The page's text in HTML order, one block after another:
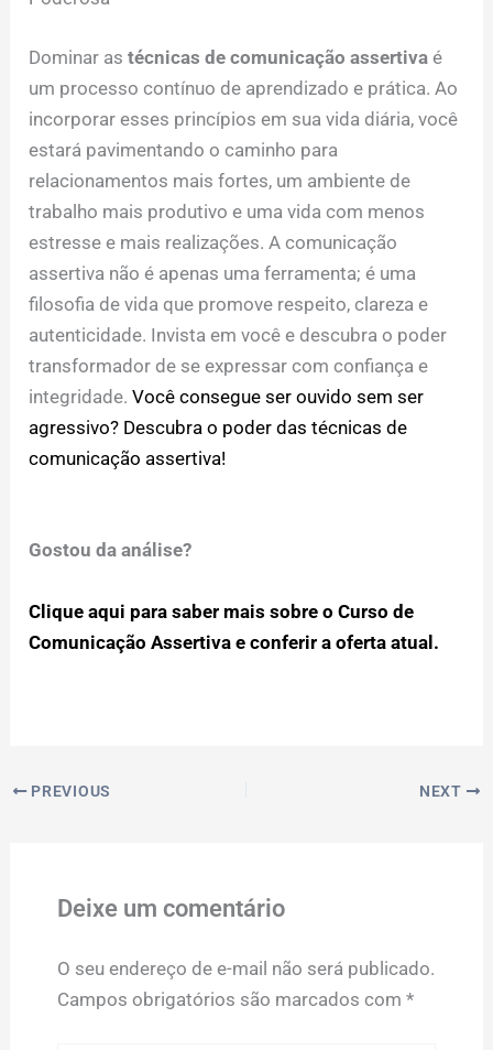
Dominar astécnicas de comunicação assertiva é
um processo contínuo de aprendizado e prática. Ao
incorporar esses princípios em sua vida diária, você
estará pavimentando o caminho para
relacionamentos mais fortes, um ambiente de
trabalho mais produtivo e uma vida com menos
estresse e mais realizações. A comunicação
assertiva não é apenas uma ferramenta; é uma
filosofia de vida que promove respeito, clareza e
autenticidade. Invista em você e descubra o poder
transformador de se expressar com confiança e
integridade.Você consegue ser ouvido sem ser
agressivo? Descubra o poder das técnicas de
comunicação assertiva!
Gostou da análise?
Clique aqui para saber mais sobre o Curso de
Comunicação Assertiva e conferir a oferta atual.
PREVIOUS NEXT
Deixe um comentário
O seu endereço de e-mail não será publicado.
Campos obrigatórios são marcados com *